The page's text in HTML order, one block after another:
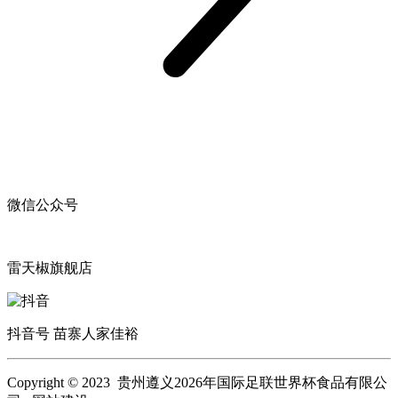
微信公众号
雷天椒旗舰店
抖音号 苗寨人家佳裕
Copyright © 2023 贵州遵义2026年国际足联世界杯食品有限公